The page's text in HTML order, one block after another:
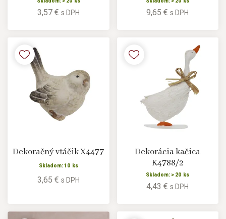
3,57 € s DPH 9,65 €s DPH
Dekoračný vtáčik X4477
Skladom: 10 ks
3,65 € s DPH
Dekorácia kačica
K4788/2
Skladom: > 20 ks
4,43 €s DPH